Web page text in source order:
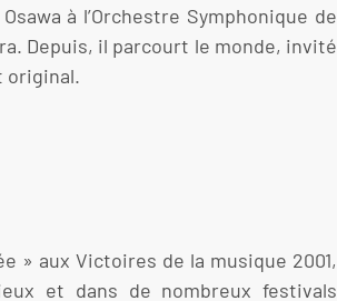
à l’Orchestre Symphonique de
Depuis, il parcourt le monde, invité
original.
» aux Victoires de la musique 2001,
et dans de nombreux festivals